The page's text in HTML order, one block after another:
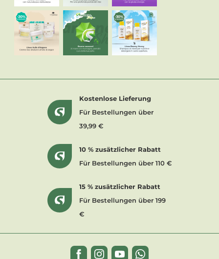
Kostenlose Lieferung
Für Bestellungen über
39,99 €
10 % zusätzlicher Rabatt
Für Bestellungen über 110 €
15 % zusätzlicher Rabatt
Für Bestellungen über 199
€